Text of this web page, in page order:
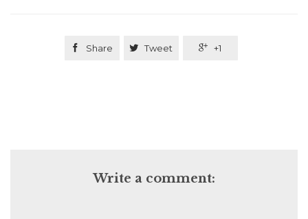
 Share  Tweet  +1
Write a comment: